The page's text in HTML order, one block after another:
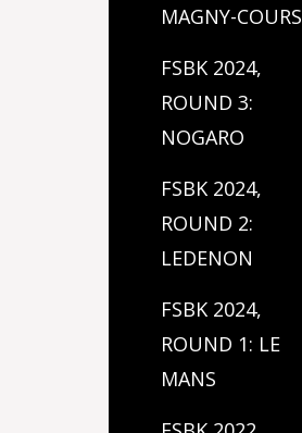
MAGNY-COURS
FSBK 2024,
ROUND 3:
NOGARO
FSBK 2024,
ROUND 2:
LEDENON
FSBK 2024,
ROUND 1: LE
MANS